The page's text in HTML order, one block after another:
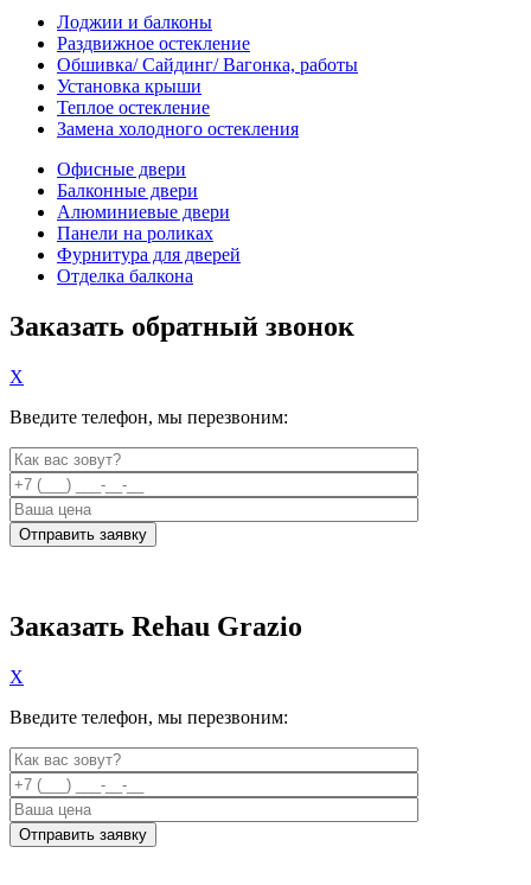
Лоджии и балконы
Раздвижное остекление
Обшивка/ Сайдинг/ Вагонка, работы
Установка крыши
Теплое остекление
Замена холодного остекления
Офисные двери
Балконные двери
Алюминиевые двери
Панели на роликах
Фурнитура для дверей
Отделка балкона
Заказать обратный звонок
X
Введите телефон, мы перезвоним:
Заказать Rehau Grazio
X
Введите телефон, мы перезвоним: